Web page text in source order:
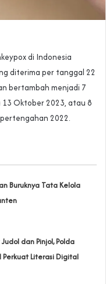
di Indonesia
diterima per tanggal 22
bertambah menjadi 7
13 Oktober 2023, atau 8
2022.
Buruknya Tata Kelola
dan Pinjol, Polda
Perkuat Literasi Digital